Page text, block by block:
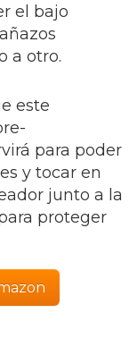
el bajo
a otro.
este
para poder
y tocar en
junto a la
proteger